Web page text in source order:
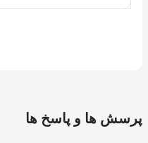
پرسش ها و پاسخ ها